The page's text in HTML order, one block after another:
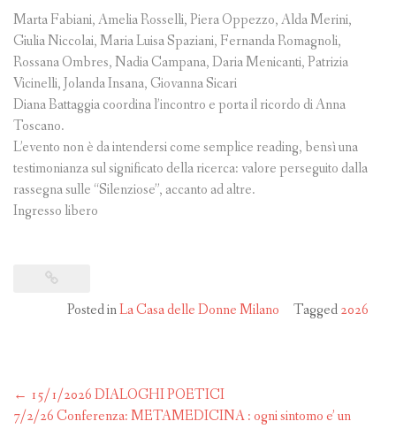
Marta Fabiani, Amelia Rosselli, Piera Oppezzo, Alda Merini,
Giulia Niccolai, Maria Luisa Spaziani, Fernanda Romagnoli,
Rossana Ombres, Nadia Campana, Daria Menicanti, Patrizia
Vicinelli, Jolanda Insana, Giovanna Sicari
Diana Battaggia coordina l’incontro e porta il ricordo di Anna
Toscano.
L’evento non è da intendersi come semplice reading, bensì una
testimonianza sul significato della ricerca: valore perseguito dalla
rassegna sulle “Silenziose”, accanto ad altre.
Ingresso libero
Posted inLa Casa delle Donne Milano Tagged2026
Post
navigation
← 15/1/2026 DIALOGHI POETICI
7/2/26 Conferenza: METAMEDICINA : ogni sintomo e’ un